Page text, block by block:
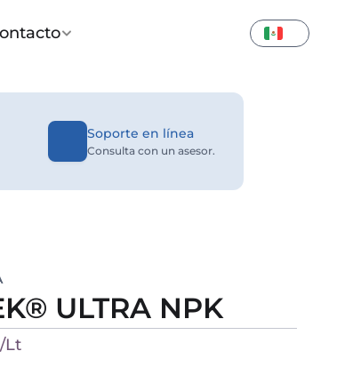
Soporte en línea
Consulta con un asesor.
ULTRA NPK
Lt